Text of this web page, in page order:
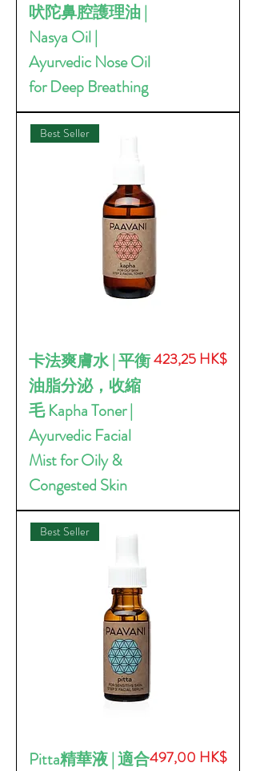
吠陀鼻腔護理油 |
Nasya Oil |
Ayurvedic Nose Oil
for Deep Breathing
Best Seller
卡法爽膚水 | 平衡
油脂分泌，收縮
毛 Kapha Toner |
Ayurvedic Facial
Mist for Oily &
Congested Skin
價格
423,25 HK$
Best Seller
Pitta精華液 | 適合價格
497,00 HK$